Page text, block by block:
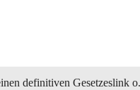
definitiven Gesetzeslink